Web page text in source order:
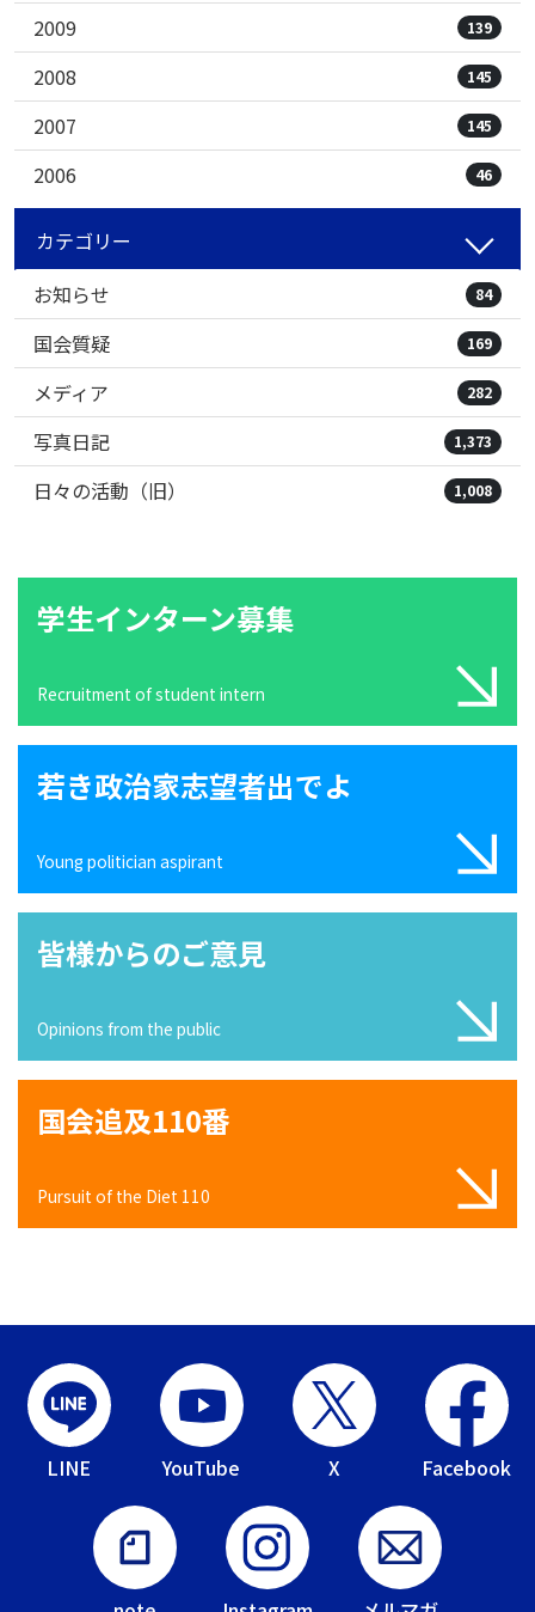
2009 139
2008 145
2007 145
2006 46
カテゴリー
お知らせ
84
国会質疑 169
メディア 282
写真日記 1,373
日々の活動（旧） 1,008
学生インターン募集
Recruitment of student intern
若き政治家志望者出でよ
Young politician aspirant
皆様からのご意見
Opinions from the public
国会追及110番
Pursuit of the Diet 110
LINE YouTube X Facebook